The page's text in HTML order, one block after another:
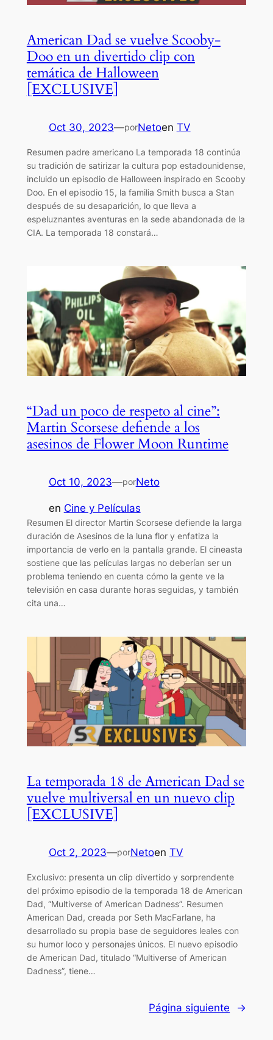
American Dad se vuelve Scooby-
Doo en un divertido clip con
temática de Halloween
[EXCLUSIVE]
Oct 30, 2023—porNetoen TV
Resumen padre americano La temporada 18 continúa
su tradición de satirizar la cultura pop estadounidense,
incluido un episodio de Halloween inspirado en Scooby
Doo. En el episodio 15, la familia Smith busca a Stan
después de su desaparición, lo que lleva a
espeluznantes aventuras en la sede abandonada de la
CIA. La temporada 18 constará…
“Dad un poco de respeto al cine”:
Martin Scorsese defiende a los
asesinos de Flower Moon Runtime
Oct 10, 2023—porNeto
en Cine y Películas
Resumen El director Martin Scorsese defiende la larga
duración de Asesinos de la luna flor y enfatiza la
importancia de verlo en la pantalla grande. El cineasta
sostiene que las películas largas no deberían ser un
problema teniendo en cuenta cómo la gente ve la
televisión en casa durante horas seguidas, y también
cita una…
La temporada 18 de American Dad se
vuelve multiversal en un nuevo clip
[EXCLUSIVE]
Oct 2, 2023—porNetoen TV
Exclusivo: presenta un clip divertido y sorprendente
del próximo episodio de la temporada 18 de American
Dad, “Multiverse of American Dadness”. Resumen
American Dad, creada por Seth MacFarlane, ha
desarrollado su propia base de seguidores leales con
su humor loco y personajes únicos. El nuevo episodio
de American Dad, titulado “Multiverse of American
Dadness”, tiene…
Página siguiente →